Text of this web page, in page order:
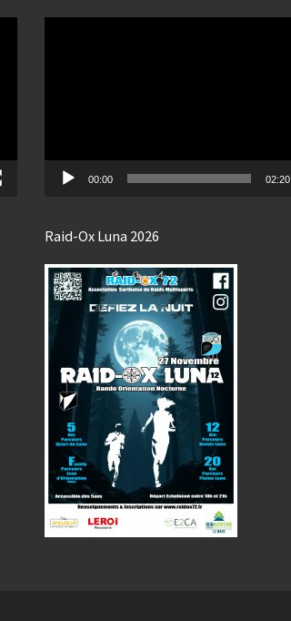
00:00 02:20
Raid-Ox Luna 2026